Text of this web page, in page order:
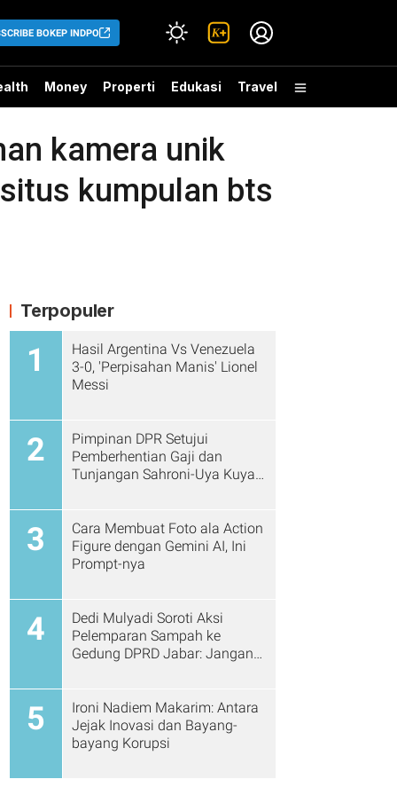
BOKEP INDPO
Money Properti Edukasi Travel
kamera unik
kumpulan bts
Terpopuler
1
Hasil Argentina Vs Venezuela
3-0, 'Perpisahan Manis' Lionel
Messi
2
Pimpinan DPR Setujui
Pemberhentian Gaji dan
Tunjangan Sahroni-Uya Kuya
3
Cara Membuat Foto ala Action
Figure dengan Gemini AI, Ini
Prompt-nya
4
Dedi Mulyadi Soroti Aksi
Pelemparan Sampah ke
Gedung DPRD Jabar: Jangan
5
Ironi Nadiem Makarim: Antara
Jejak Inovasi dan Bayang-
bayang Korupsi